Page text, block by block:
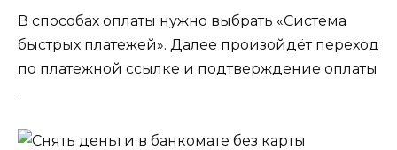
В способах оплаты нужно выбрать «Система
быстрых платежей». Далее произойдёт переход
по платежной ссылке и подтверждение оплаты
.